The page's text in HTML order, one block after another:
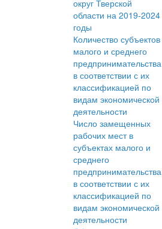
округ Тверской
области на 2019-2024
годы
Количество субъектов
малого и среднего
предпринимательства
в соответствии с их
классификацией по
видам экономической
деятельности
Число замещенных
рабочих мест в
субъектах малого и
среднего
предпринимательства
в соответствии с их
классификацией по
видам экономической
деятельности